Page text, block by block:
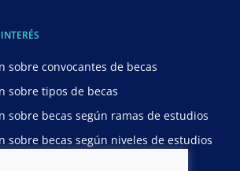
sobre convocantes de becas
sobre tipos de becas
sobre becas según ramas de estudios
sobre becas según niveles de estudios